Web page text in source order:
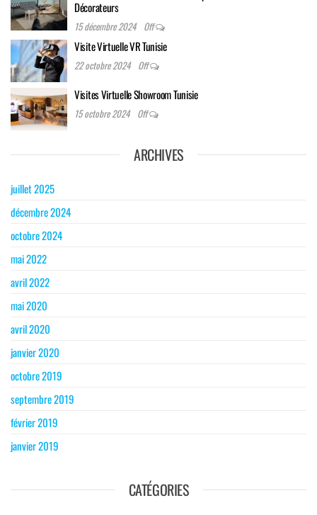
Décorateurs
15 décembre 2024 Off
Visite Virtuelle VR Tunisie
22 octobre 2024 Off
Visites Virtuelle Showroom Tunisie
15 octobre 2024 Off
ARCHIVES
juillet 2025
décembre 2024
octobre 2024
mai 2022
avril 2022
mai 2020
avril 2020
janvier 2020
octobre 2019
septembre 2019
février 2019
janvier 2019
CATÉGORIES